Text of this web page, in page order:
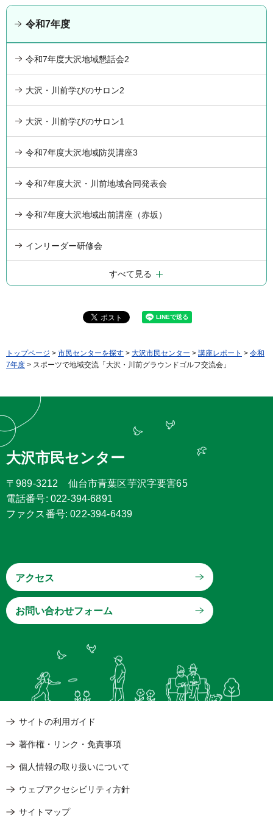
令和7年度
令和7年度大沢地域懇話会2
大沢・川前学びのサロン2
大沢・川前学びのサロン1
令和7年度大沢地域防災講座3
令和7年度大沢・川前地域合同発表会
令和7年度大沢地域出前講座（赤坂）
インリーダー研修会
すべて見る
トップページ > 市民センターを探す > 大沢市民センター > 講座レポート > 令和
7年度 > スポーツで地域交流「大沢・川前グラウンドゴルフ交流会」
大沢市民センター
〒989-3212 仙台市青葉区芋沢字要害65
電話番号: 022-394-6891
ファクス番号: 022-394-6439
アクセス
サイトの利用ガイド
著作権・リンク・免責事項
個人情報の取り扱いについて
ウェブアクセシビリティ方針
サイトマップ